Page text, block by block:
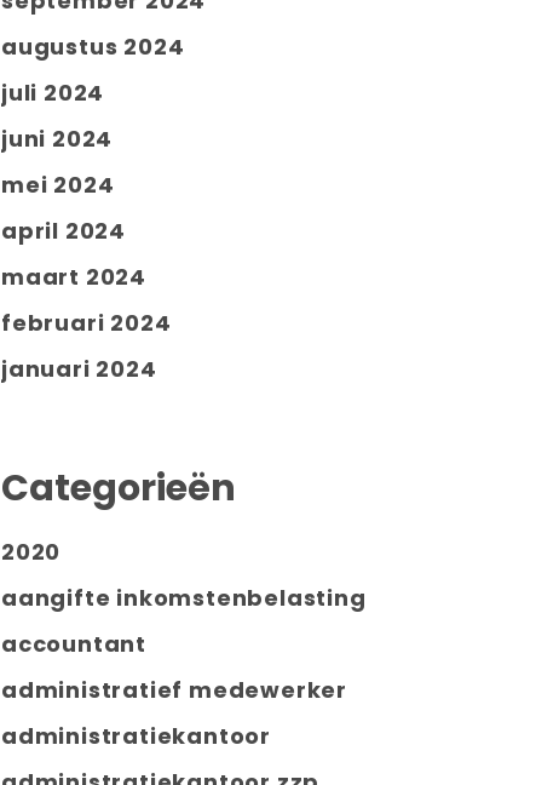
augustus 2024
juli 2024
juni 2024
mei 2024
april 2024
maart 2024
februari 2024
januari 2024
Categorieën
2020
aangifte inkomstenbelasting
accountant
administratief medewerker
administratiekantoor